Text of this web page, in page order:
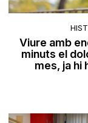
Viure amb
minuts el
mes, ja hi